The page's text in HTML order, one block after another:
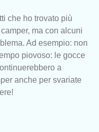
che ho trovato più
ma con alcuni
Ad esempio: non
piovoso: le gocce
a
anche per svariate